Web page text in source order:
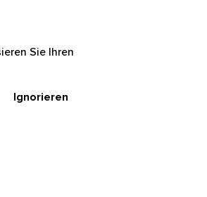
Sie Ihren
Ignorieren